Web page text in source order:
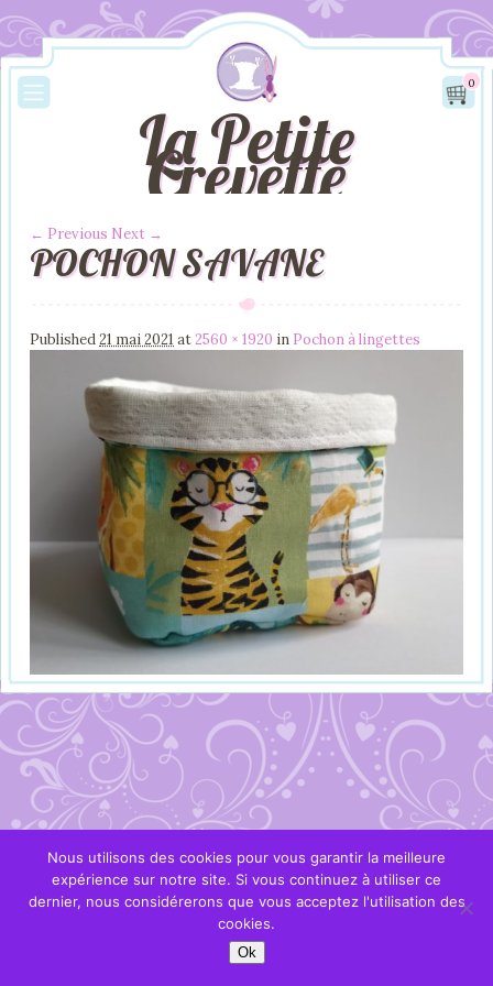
La Petite
Crevette
0
Image navigation
← Previous Next →
POCHON SAVANE
Published21 mai 2021 at2560 × 1920 in Pochon à lingettes
Nous utilisons des cookies pour vous garantir la meilleure
expérience sur notre site. Si vous continuez à utiliser ce
dernier, nous considérerons que vous acceptez l'utilisation des
cookies.
Ok